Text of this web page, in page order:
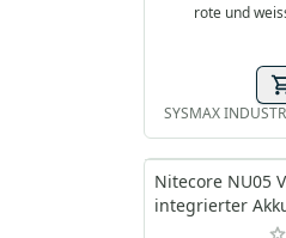
rote und
SYSMAX
Nitecore NU05
integrierter